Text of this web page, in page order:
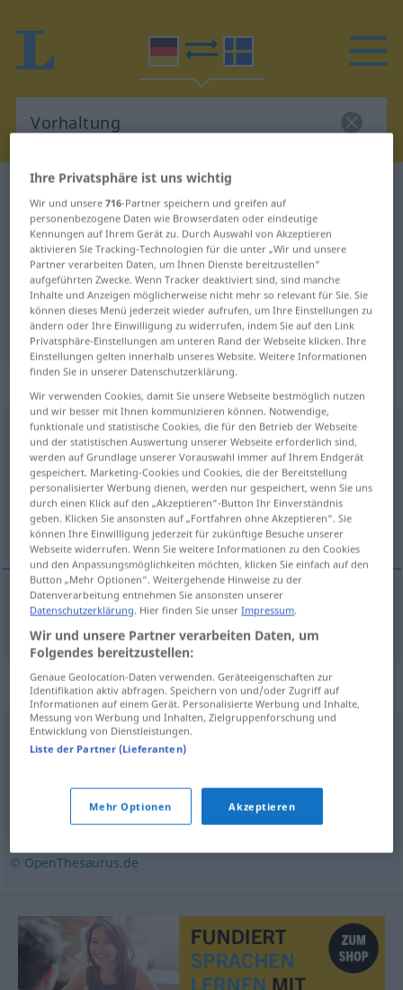
Deutsch-Schwedisch Wörterbuch
Deutsch-Schwedisch Übersetzung
für "Vorhaltung"
"Vorhaltung" Schwedisch
Übersetzung
„Vorhaltung“: Femininum, weiblich
Vorhaltung f
Übersicht aller Übersetzungen
(Für mehr Details die Übersetzung anklicken/antippen)
förebråelse
förebråelse Vorhaltung
Synonyme für "Vorhaltung"
Klage,Beschwerde
Unterstellung,Verdächtigung,Beschuldigung,
Belastung,Anschuldigung, Vorwurf
© OpenThesaurus.de
Ihre Privatsphäre ist uns wichtig
Wir und unsere716-Partner speichern und greifen auf
personenbezogene Daten wie Browserdaten oder eindeutige
Kennungen auf Ihrem Gerät zu. Durch Auswahl von Akzeptieren
aktivieren Sie Tracking-Technologien für die unter „Wir und unsere
Partner verarbeiten Daten, um Ihnen Dienste bereitzustellen“
aufgeführten Zwecke. Wenn Tracker deaktiviert sind, sind manche
Inhalte und Anzeigen möglicherweise nicht mehr so relevant für Sie. Sie
können dieses Menü jederzeit wieder aufrufen, um Ihre Einstellungen zu
ändern oder Ihre Einwilligung zu widerrufen, indem Sie auf den Link
Privatsphäre-Einstellungen am unteren Rand der Webseite klicken. Ihre
Einstellungen gelten innerhalb unseres Website. Weitere Informationen
finden Sie in unserer Datenschutzerklärung.
Wir verwenden Cookies, damit Sie unsere Webseite bestmöglich nutzen
und wir besser mit Ihnen kommunizieren können. Notwendige,
funktionale und statistische Cookies, die für den Betrieb der Webseite
und der statistischen Auswertung unserer Webseite erforderlich sind,
werden auf Grundlage unserer Vorauswahl immer auf Ihrem Endgerät
gespeichert. Marketing-Cookies und Cookies, die der Bereitstellung
personalisierter Werbung dienen, werden nur gespeichert, wenn Sie uns
durch einen Klick auf den „Akzeptieren“-Button Ihr Einverständnis
geben. Klicken Sie ansonsten auf „Fortfahren ohne Akzeptieren“. Sie
können Ihre Einwilligung jederzeit für zukünftige Besuche unserer
Webseite widerrufen. Wenn Sie weitere Informationen zu den Cookies
und den Anpassungsmöglichkeiten möchten, klicken Sie einfach auf den
Button „Mehr Optionen“. Weitergehende Hinweise zu der
Datenverarbeitung entnehmen Sie ansonsten unserer
Datenschutzerklärung. Hier finden Sie unserImpressum.
Wir und unsere Partner verarbeiten Daten, um
Folgendes bereitzustellen:
Genaue Geolocation-Daten verwenden. Geräteeigenschaften zur
Identifikation aktiv abfragen. Speichern von und/oder Zugriff auf
Informationen auf einem Gerät. Personalisierte Werbung und Inhalte,
Messung von Werbung und Inhalten, Zielgruppenforschung und
Entwicklung von Dienstleistungen.
Liste der Partner (Lieferanten)
Mehr Optionen Akzeptieren